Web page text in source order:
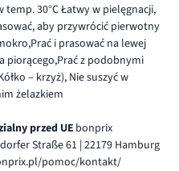
temp. 30°C Łatwy w pielęgnacji,
aby przywrócić pierwotny
i prasować na lewej
piorącego,Prać z podobnymi
– krzyż), Nie suszyć w
żelazkiem
przed UE bonprix
Straße 61 | 22179 Hamburg
pomoc/kontakt/